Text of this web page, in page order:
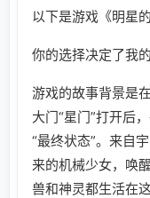
以下是游戏《明星
你的选择决定了我
游戏的故事背景是
大门“星门”打开后
“最终状态”。来自
来的机械少女，唤
兽和神灵都生活在